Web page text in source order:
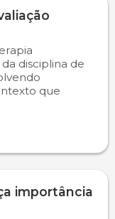
disciplina de
que
importância